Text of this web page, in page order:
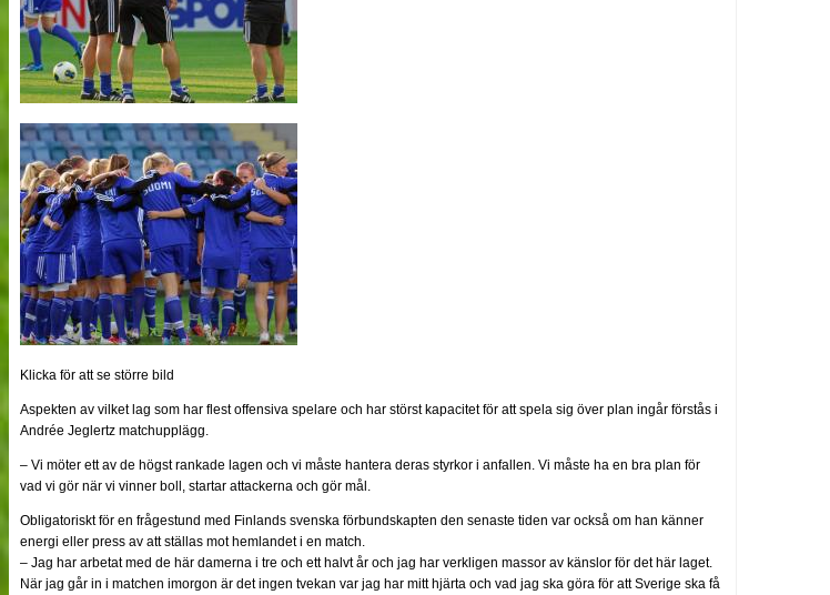
Klicka för att se större bild
Aspekten av vilket lag som har flest offensiva spelare och har störst kapacitet för att spela sig över plan ingår förstås i
Andrée Jeglertz matchupplägg.
– Vi möter ett av de högst rankade lagen och vi måste hantera deras styrkor i anfallen. Vi måste ha en bra plan för
vad vi gör när vi vinner boll, startar attackerna och gör mål.
Obligatoriskt för en frågestund med Finlands svenska förbundskapten den senaste tiden var också om han känner
energi eller press av att ställas mot hemlandet i en match.
– Jag har arbetat med de här damerna i tre och ett halvt år och jag har verkligen massor av känslor för det här laget.
När jag går in i matchen imorgon är det ingen tvekan var jag har mitt hjärta och vad jag ska göra för att Sverige ska få